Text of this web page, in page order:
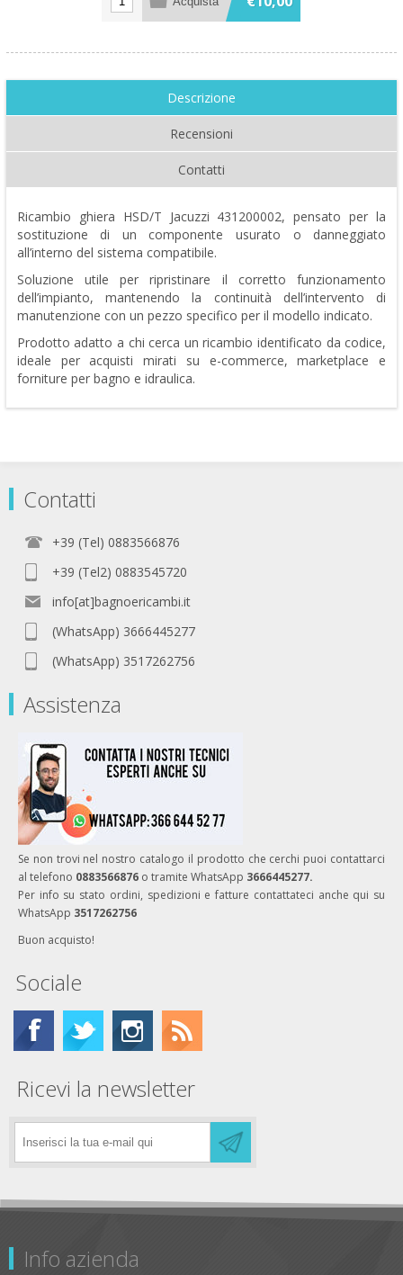
Descrizione
Recensioni
Contatti
Ricambio ghiera HSD/T Jacuzzi 431200002, pensato per la
sostituzione di un componente usurato o danneggiato
all’interno del sistema compatibile.
Soluzione utile per ripristinare il corretto funzionamento
dell’impianto, mantenendo la continuità dell’intervento di
manutenzione con un pezzo specifico per il modello indicato.
Prodotto adatto a chi cerca un ricambio identificato da codice,
ideale per acquisti mirati su e-commerce, marketplace e
forniture per bagno e idraulica.
Contatti
+39 (Tel) 0883566876
+39 (Tel2) 0883545720
info[at]bagnoericambi.it
(WhatsApp) 3666445277
(WhatsApp) 3517262756
Assistenza
Se non trovi nel nostro catalogo il prodotto che cerchi puoi contattarci
al telefono 0883566876 o tramite WhatsApp 3666445277.
Per info su stato ordini, spedizioni e fatture contattateci anche qui su
WhatsApp 3517262756
Buon acquisto!
Sociale
Ricevi la newsletter
Info azienda